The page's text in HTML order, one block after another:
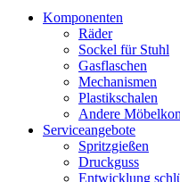
Komponenten
Räder
Sockel für Stuhl
Gasflaschen
Mechanismen
Plastikschalen
Andere
Serviceangebote
Spritzgießen
Druckguss
Entwicklung